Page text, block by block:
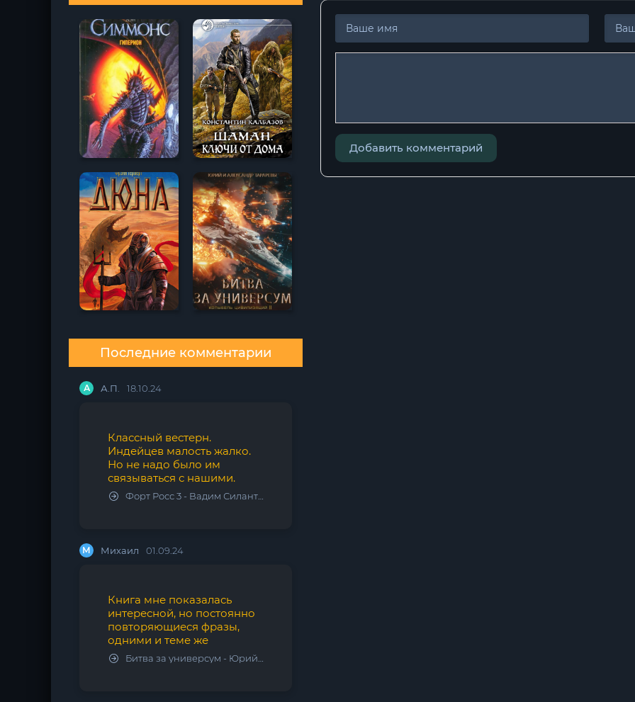
Последние комментарии
А А.П. 18.10.24
Классный вестерн.
Индейцев малость жалко.
Но не надо было им
связываться с нашими.
Форт Росс 3 - Вадим Силантьев
М Михаил 01.09.24
Книга мне показалась
интересной, но постоянно
повторяющиеся фразы,
одними и теме же
Битва за универсум - Юрий Тарарев, Александр Тарарев
Добавить комментарий